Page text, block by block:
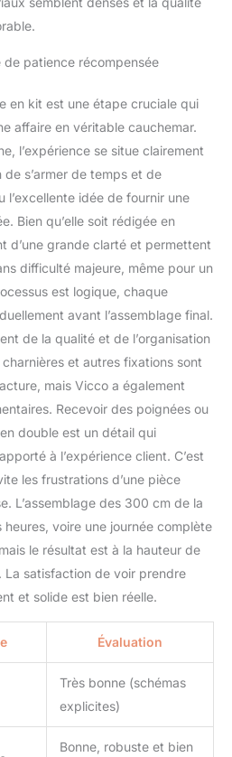
LIVRAISON : Bloc cuisine
sans plan de travail,
instructions de montage
les appareils
électroménagers et les
compris dans la
livraison).
patience récompensée
en kit est une étape cruciale qui
affaire en véritable cauchemar.
l’expérience se situe clairement
s’armer de temps et de
l’excellente idée de fournir une
Bien qu’elle soit rédigée en
d’une grande clarté et permettent
difficulté majeure, même pour un
est logique, chaque
avant l’assemblage final.
de la qualité et de l’organisation
et autres fixations sont
mais Vicco a également
Recevoir des poignées ou
double est un détail qui
à l’expérience client. C’est
les frustrations d’une pièce
L’assemblage des 300 cm de la
voire une journée complète
le résultat est à la hauteur de
La satisfaction de voir prendre
et solide est bien réelle.
Évaluation
Très bonne (schémas
explicites)
Bonne, robuste et bien